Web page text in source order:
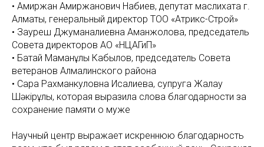
• Амиржан Амиржанович Набиев, депутат маслихата г.
Алматы, генеральный директор ТОО «Атрикс-Строй»
• Зауреш Джуманалиевна Аманжолова, председатель
Совета директоров АО «НЦАГиП»
• Батай Маманұлы Кабылов, председатель Совета
ветеранов Алмалинского района
• Сара Рахманкуловна Исалиева, супруга Жалғау
Шәкірұлы, которая выразила слова благодарности за
сохранение памяти о муже
Научный центр выражает искреннюю благодарность